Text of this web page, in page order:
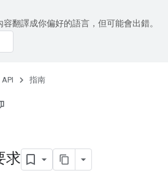
翻譯成你偏好的語言，但可能會出錯。
指南
求